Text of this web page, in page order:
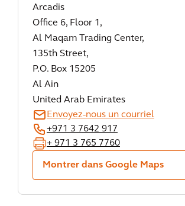
Arcadis
Office 6, Floor 1,
Al Maqam Trading Center,
135th Street,
P.O. Box 15205
Al Ain
United Arab Emirates
Envoyez-nous un courriel
+971 3 7642 917
+ 971 3 765 7760
Montrer dans Google Maps